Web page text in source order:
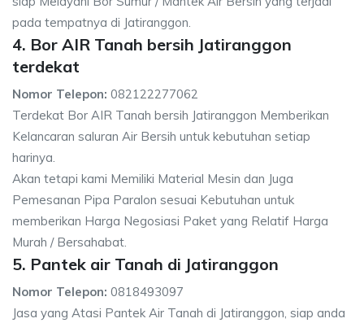
pada tempatnya di Jatiranggon.
4. Bor AIR Tanah bersih Jatiranggon
terdekat
Nomor Telepon: 082122277062
Terdekat Bor AIR Tanah bersih Jatiranggon Memberikan
Kelancaran saluran Air Bersih untuk kebutuhan setiap
harinya.
Akan tetapi kami Memiliki Material Mesin dan Juga
Pemesanan Pipa Paralon sesuai Kebutuhan untuk
memberikan Harga Negosiasi Paket yang Relatif Harga
Murah / Bersahabat.
5. Pantek air Tanah di Jatiranggon
Nomor Telepon: 0818493097
Jasa yang Atasi Pantek Air Tanah di Jatiranggon, siap anda